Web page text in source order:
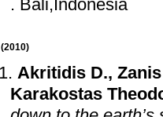
. Bali,Indonesia
(2010)
Akritidis D.,
Karakostas